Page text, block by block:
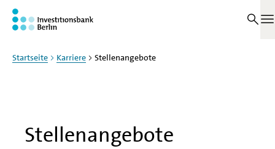
Zum Haupinhalt springen
Startseite Karriere Stellenangebote
Stellenangebote
Auf dieser Seite